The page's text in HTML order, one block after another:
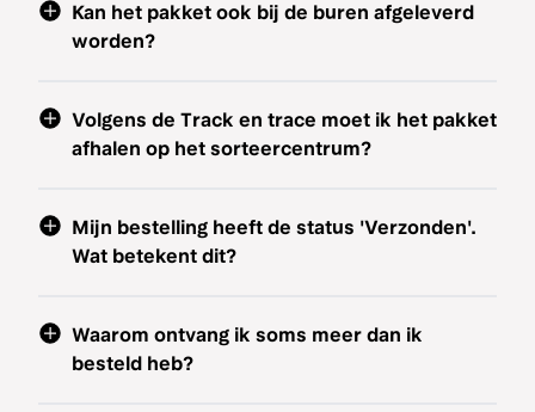
Kan het pakket ook bij de buren afgeleverd
worden?
Volgens de Track en trace moet ik het pakket
afhalen op het sorteercentrum?
Mijn bestelling heeft de status 'Verzonden'.
Wat betekent dit?
Waarom ontvang ik soms meer dan ik
besteld heb?